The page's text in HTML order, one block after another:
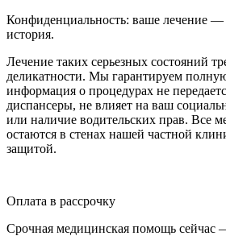
Конфиденциальность: ваше лечение —
история.
Лечение таких серьезных состояний
деликатности. Мы гарантируем
информация о процедурах не
диспансеры, не влияет на ваш
или наличие водительских прав. Все
остаются в стенах нашей частной
защитой.
Оплата в рассрочку
Срочная медицинская помощь сейчас